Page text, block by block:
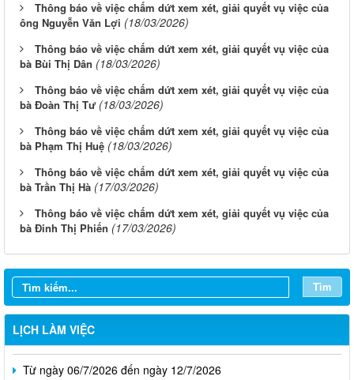
Thông báo về việc chấm dứt xem xét, giải quyết vụ việc của
ông Nguyễn Văn Lợi (18/03/2026)
Thông báo về việc chấm dứt xem xét, giải quyết vụ việc của
bà Bùi Thị Dân (18/03/2026)
Thông báo về việc chấm dứt xem xét, giải quyết vụ việc của
bà Đoàn Thị Tư (18/03/2026)
Thông báo về việc chấm dứt xem xét, giải quyết vụ việc của
bà Phạm Thị Huệ (18/03/2026)
Thông báo về việc chấm dứt xem xét, giải quyết vụ việc của
bà Trần Thị Hà (17/03/2026)
Thông báo về việc chấm dứt xem xét, giải quyết vụ việc của
bà Đinh Thị Phiến (17/03/2026)
Tìm
LỊCH LÀM VIỆC
Từ ngày 03/8/2026 đến ngày 09/8/2026
Từ ngày 20/7/2026 đến ngày 26/7/2026
Từ ngày 13/7/2026 đến ngày 18/7/2026
Từ ngày 06/7/2026 đến ngày 12/7/2026